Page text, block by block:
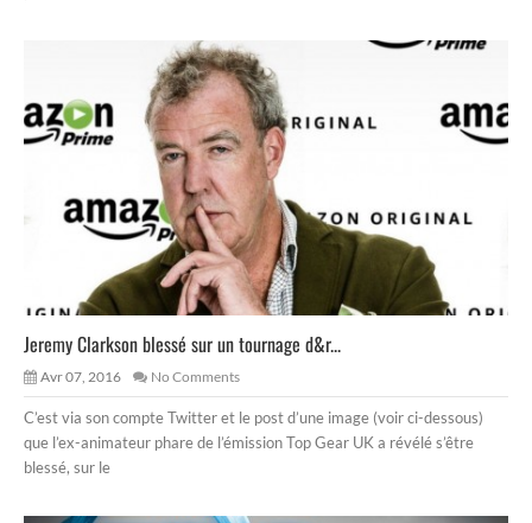
Jeremy Clarkson blessé sur un tournage d&r...
Avr 07, 2016 No Comments
C’est via son compte Twitter et le post d’une image (voir ci-dessous)
que l’ex-animateur phare de l’émission Top Gear UK a révélé s’être
blessé, sur le